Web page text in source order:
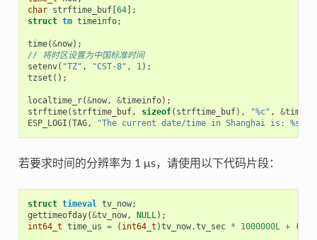
char strftime_buf[64];
struct tm timeinfo;
time(&now);
// 将时区设置为中国标准时间
setenv( "TZ" , "CST-8" , 1);
tzset ();
localtime_r(&now, &timeinfo);
strftime( strftime_buf, sizeof( strftime_buf), "%c" , &
ESP_LOGI (TAG, "The current date/time in Shanghai is: %s"
若要求时间的分辨率为 1 μs，请使用以下代码片段：
struct timeval tv_now;
gettimeofday(&tv_now, NULL);
int64_t time_us = ( int64_t )tv_now.tv_sec * 1000000L + (